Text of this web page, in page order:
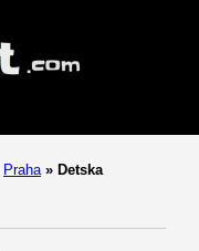
Praha » Detska